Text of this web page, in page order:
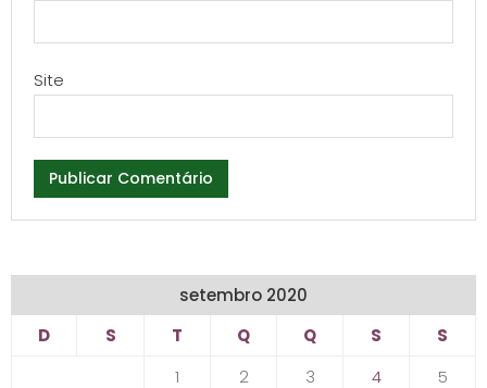
Site
setembro 2020
D
S T Q Q S
S
1
2 3 4 5